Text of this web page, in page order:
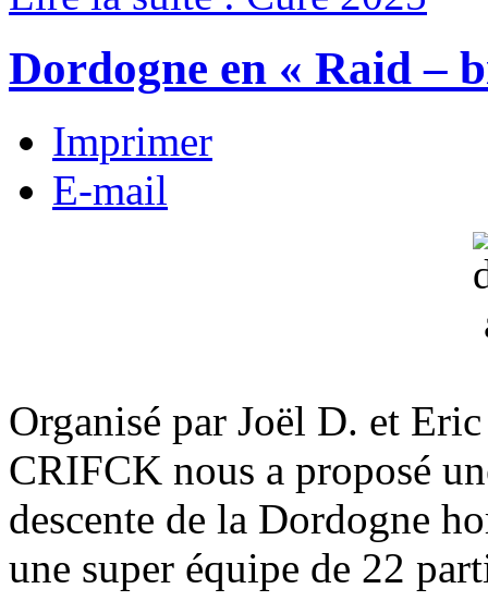
Dordogne en « Raid –
Imprimer
E-mail
Organisé par Joël D. et
CRIFCK nous a proposé
descente de la Dordogne
une super équipe de 22